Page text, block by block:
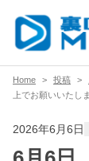
Home 投稿
上でお願いいたし
2026年6月6日